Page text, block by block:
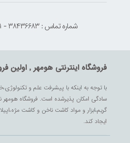
شماره تماس : ۳۸۴۳۶۶۸۳ - ۰۵۱
فروشگاه اینترنتی هومهر ,
با توجه به اینکه با پیشرفت علم و
سادگی امکان پذیرشده است. فروشگاه هومهر
گریم،ابزار و مواد کاشت ناخن و کاشت
ایجاد کند.